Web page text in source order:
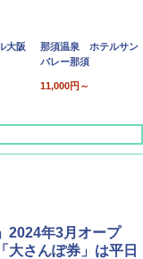
大阪
那須温泉 ホテルサン
バレー那須
11,000円～
2024年3月オープ
大さんぽ券」は平日